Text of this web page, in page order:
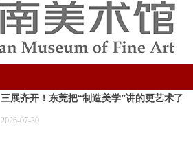
三展齐开！东莞把“制造美学”讲的更艺术了
2026-07-30